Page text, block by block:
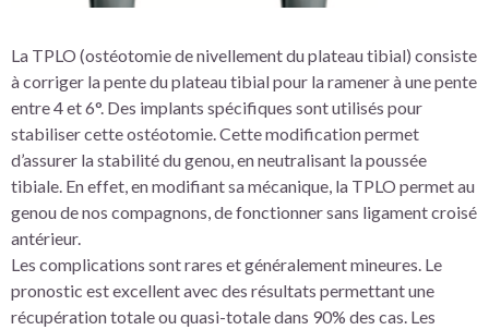
La TPLO (ostéotomie de nivellement du plateau tibial) consiste
à corriger la pente du plateau tibial pour la ramener à une pente
entre 4 et 6°. Des implants spécifiques sont utilisés pour
stabiliser cette ostéotomie. Cette modification permet
d’assurer la stabilité du genou, en neutralisant la poussée
tibiale. En effet, en modifiant sa mécanique, la TPLO permet au
genou de nos compagnons, de fonctionner sans ligament croisé
antérieur.
Les complications sont rares et généralement mineures. Le
pronostic est excellent avec des résultats permettant une
récupération totale ou quasi-totale dans 90% des cas. Les